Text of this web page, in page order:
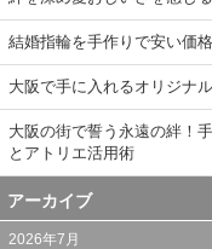
結婚指輪を手作りで安い価
大阪で手に入れるオリジナ
大阪の街で誓う永遠の絆！
とアトリエ活用術
アーカイブ
2026年7月